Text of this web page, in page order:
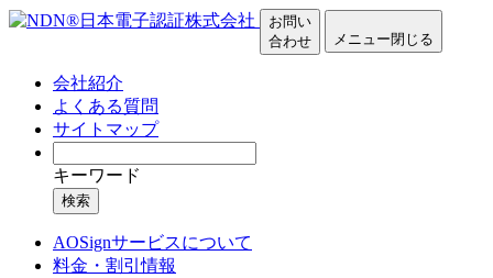
お問い
合わせ
メニュー閉じる
会社紹介
よくある質問
サイトマップ
キーワード
検索
AOSignサービスについて
料金・割引情報